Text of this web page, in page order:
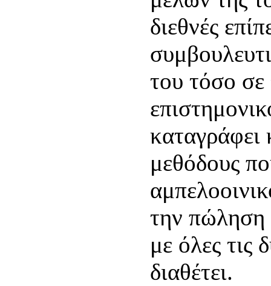
διεθνές
του τόσο σε
καταγράφει
μεθόδους
την πώληση
με όλες τις
διαθέτει.